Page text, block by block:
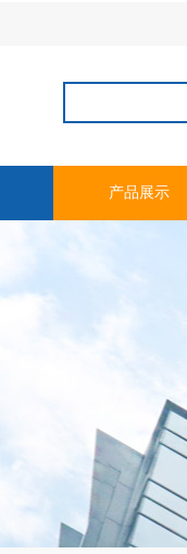
产品展示